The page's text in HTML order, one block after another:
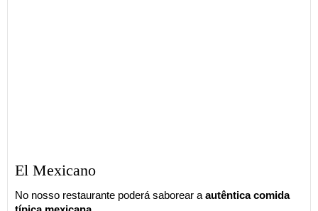
El Mexicano
No nosso restaurante poderá saborear a autêntica comida